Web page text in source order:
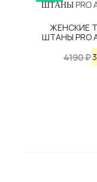
ЖЕНСКИЕ
ШТАНЫ PRO
4190₽